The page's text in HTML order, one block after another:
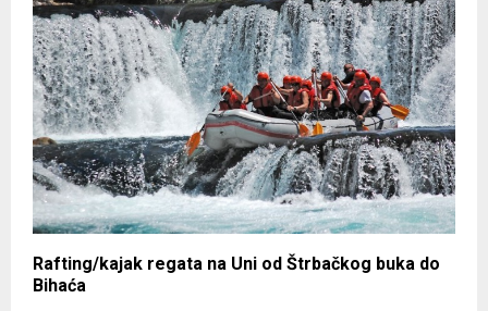
Rafting/kajak regata na Uni od Štrbačkog buka do
Bihaća